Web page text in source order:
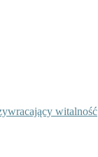
witalność